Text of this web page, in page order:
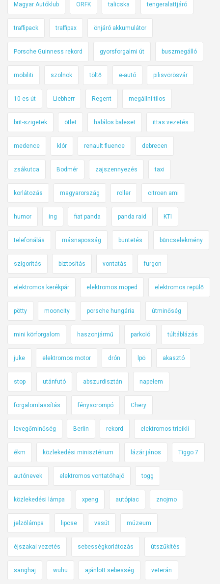
Magyar Autóklub ORFK talicska tengeralattjáró
traffipack traffipax önjáró akkumulátor
Porsche Guinness rekord gyorsforgalmi út buszmegálló
mobiliti szolnok töltő e-autó pilisvörösvár
10-es út Liebherr Regent megállni tilos
brit-szigetek ötlet halálos baleset ittas vezetés
medence klór renault fluence debrecen
zsákutca Bodmér zajszennyezés taxi
korlátozás magyarország roller citroen ami
humor ing fiat panda panda raid KTI
telefonálás másnaposság büntetés bűncselekmény
szigorítás biztosítás vontatás furgon
elektromos kerékpár elektromos moped elektromos repülő
pötty mooncity porsche hungária útminőség
mini körforgalom haszonjármű parkoló túltáblázás
juke elektromos motor drón lpö akasztó
stop utánfutó abszurdisztán napelem
forgalomlassítás fénysorompó Chery
levegőminőség Berlin rekord elektromos tricikli
ékm közlekedési minisztérium lázár jános Tiggo 7
autónevek elektromos vontatóhajó togg
közlekedési lámpa xpeng autópiac znojmo
jelzőlámpa lipcse vasút múzeum
éjszakai vezetés sebességkorlátozás útszűkítés
sanghaj wuhu ajánlott sebesség veterán